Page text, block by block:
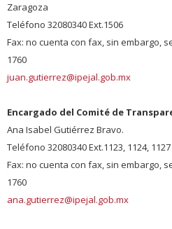
Zaragoza
Teléfono 32080340 Ext.1506
Fax: no cuenta con fax, sin embargo,
1760
juan.gutierrez@ipejal.gob.mx
Encargado del Comité de
Ana Isabel Gutiérrez Bravo.
Teléfono 32080340 Ext.1123, 1124, 1127
Fax: no cuenta con fax, sin embargo,
1760
ana.gutierrez@ipejal.gob.mx